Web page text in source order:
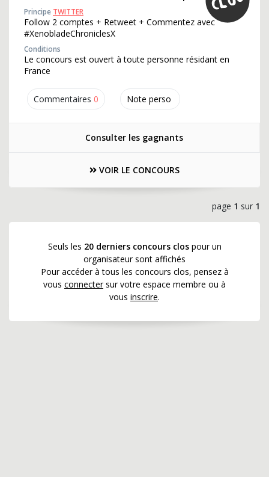
Commentaires 0 Note perso
Principe TWITTER
Follow 2 comptes + Retweet + Commentez avec
#XenobladeChroniclesX
Conditions
Le concours est ouvert à toute personne résidant en
France
Consulter les gagnants
VOIR LE CONCOURS
page 1 sur 1
Seuls les 20 derniers concours clospour un
organisateur sont affichés
Pour accéder à tous les concours clos, pensez à
vous connectersur votre espace membre ou à
vous inscrire.